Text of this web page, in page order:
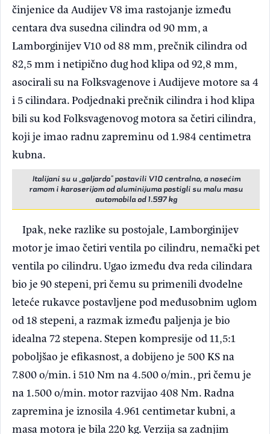
činjenice da Audijev V8 ima rastojanje između
centara dva susedna cilindra od 90 mm, a
Lamborginijev V10 od 88 mm, prečnik cilindra od
82,5 mm i netipično dug hod klipa od 92,8 mm,
asocirali su na Folksvagenove i Audijeve motore sa 4
i 5 cilindara. Podjednaki prečnik cilindra i hod klipa
bili su kod Folksvagenovog motora sa četiri cilindra,
koji je imao radnu zapreminu od 1.984 centimetra
kubna.
Italijani su u „galjardo” postavili V10 centralno, a nosećim
ramom i karoserijom od aluminijuma postigli su malu masu
automobila od 1.597 kg
Ipak, neke razlike su postojale, Lamborginijev
motor je imao četiri ventila po cilindru, nemački pet
ventila po cilindru. Ugao između dva reda cilindara
bio je 90 stepeni, pri čemu su primenili dvodelne
leteće rukavce postavljene pod međusobnim uglom
od 18 stepeni, a razmak između paljenja je bio
idealna 72 stepena. Stepen kompresije od 11,5:1
poboljšao je efikasnost, a dobijeno je 500 KS na
7.800 o/min. i 510 Nm na 4.500 o/min., pri čemu je
na 1.500 o/min. motor razvijao 408 Nm. Radna
zapremina je iznosila 4.961 centimetar kubni, a
masa motora je bila 220 kg. Verzija sa zadnjim